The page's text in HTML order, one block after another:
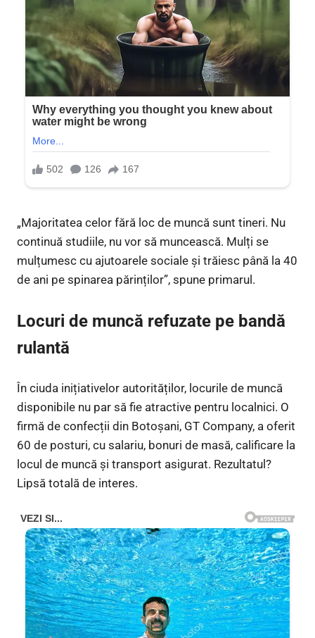
„Majoritatea celor fără loc de muncă sunt tineri. Nu
continuă studiile, nu vor să muncească. Mulți se
mulțumesc cu ajutoarele sociale și trăiesc până la 40
de ani pe spinarea părinților”, spune primarul.
Locuri de muncă refuzate pe bandă
rulantă
În ciuda inițiativelor autorităților, locurile de muncă
disponibile nu par să fie atractive pentru localnici. O
firmă de confecții din Botoșani, GT Company, a oferit
60 de posturi, cu salariu, bonuri de masă, calificare la
locul de muncă și transport asigurat. Rezultatul?
Lipsă totală de interes.